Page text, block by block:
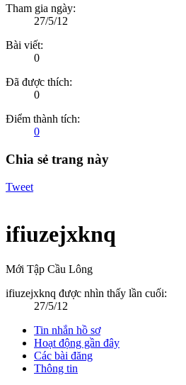
Tham gia ngày:
27/5/12
Bài viết:
0
Đã được thích:
0
Điểm thành tích:
0
Chia sẻ trang này
Tweet
ifiuzejxknq
Mới Tập Cầu Lông
ifiuzejxknq được nhìn thấy lần cuối:
27/5/12
Tin nhắn hồ sơ
Hoạt động gần đây
Các bài đăng
Thông tin